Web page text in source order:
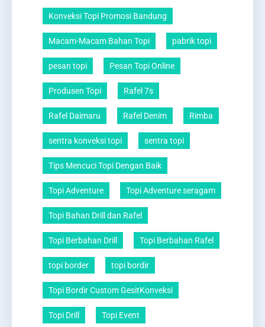
Konveksi Topi Promosi Bandung
Macam-Macam Bahan Topi pabrik topi
pesan topi Pesan Topi Online
Produsen Topi Rafel 7s
Rafel Daimaru Rafel Denim Rimba
sentra konveksi topi sentra topi
Tips Mencuci Topi Dengan Baik
Topi Adventure Topi Adventure seragam
Topi Bahan Drill dan Rafel
Topi Berbahan Drill Topi Berbahan Rafel
topi border topi bordir
Topi Bordir Custom GesitKonveksi
Topi Drill Topi Event